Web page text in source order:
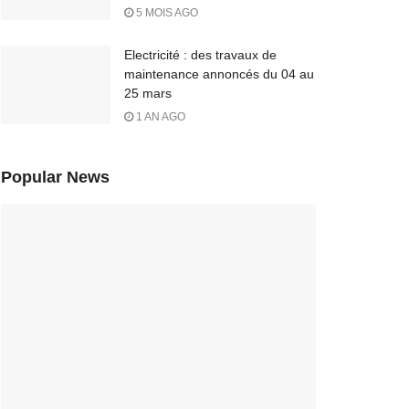
5 MOIS AGO
Electricité : des travaux de
maintenance annoncés du 04 au
25 mars
1 AN AGO
Popular News